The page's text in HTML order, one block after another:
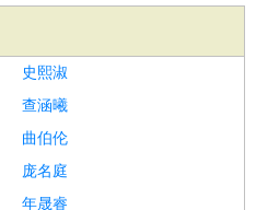
史熙淑
查涵曦
曲伯伦
庞名庭
年晟睿